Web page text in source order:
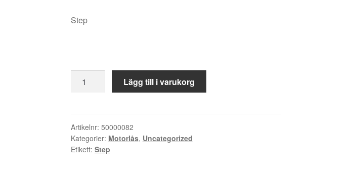
Step
ST352S-
50000082
STEP
mängd
Lägg till i varukorg
Artikelnr: 50000082
Kategorier: Motorlås, Uncategorized
Etikett: Step